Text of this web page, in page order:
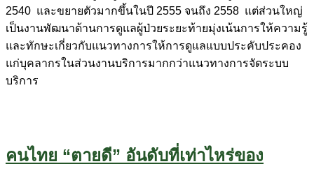
2540 และขยายตัวมากขึ้นในปี 2555 จนถึง 2558 แต่ส่วนใหญ่
เป็นงานพัฒนาด้านการดูแลผู้ป่วยระยะท้ายมุ่งเน้นการให้ความรู้
และทักษะเกี่ยวกับแนวทางการให้การดูแลแบบประคับประคอง
แก่บุคลากรในส่วนงานบริการมากกว่าแนวทางการจัดระบบ
บริการ
คนไทย “ตายดี” อันดับที่เท่าไหร่ของ